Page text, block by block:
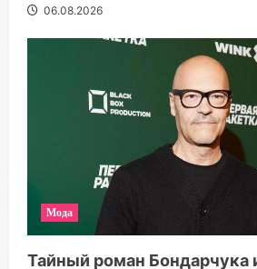
06.08.2026
Мода
Тайный роман Бондарчука